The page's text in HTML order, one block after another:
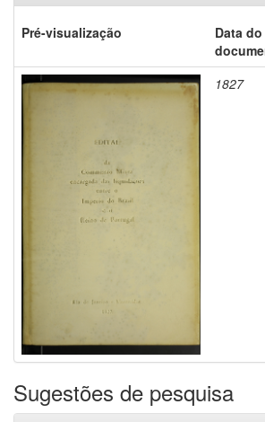
Pré-visualização
Data do
1827
Sugestões de pesquisa